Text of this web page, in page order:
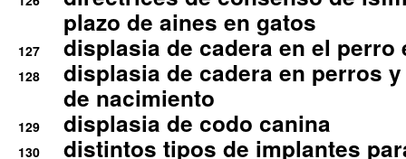
plazo de aines en gatos
127 displasia de cadera en el perro
128
displasia de cadera en perros
de nacimiento
129 displasia de codo canina
130
distintos tipos de implantes